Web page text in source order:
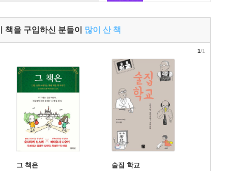
책을 구입하신 분들이 많이 산 책
그 책은 술집 학교
1/1